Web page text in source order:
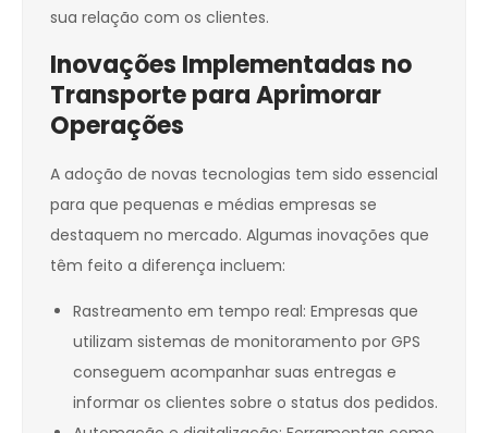
sua relação com os clientes.
Inovações Implementadas no
Transporte para Aprimorar
Operações
A adoção de novas tecnologias tem sido essencial
para que pequenas e médias empresas se
destaquem no mercado. Algumas inovações que
têm feito a diferença incluem:
Rastreamento em tempo real: Empresas que
utilizam sistemas de monitoramento por GPS
conseguem acompanhar suas entregas e
informar os clientes sobre o status dos pedidos.